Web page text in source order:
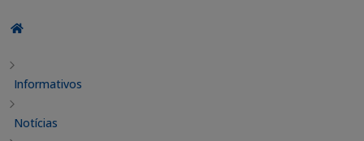
Informativos
Notícias